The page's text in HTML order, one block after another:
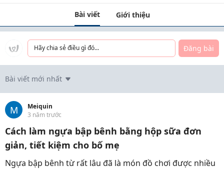
Bài viết Giới thiệu
Hãy chia sẻ điều gì đó... Đăng bài
Bài viết mới nhất
M
Meiquin
3 năm trước
Cách làm ngựa bập bênh bằng hộp sữa đơn
giản, tiết kiệm cho bố mẹ
Ngựa bập bênh từ rất lâu đã là món đồ chơi được nhiều